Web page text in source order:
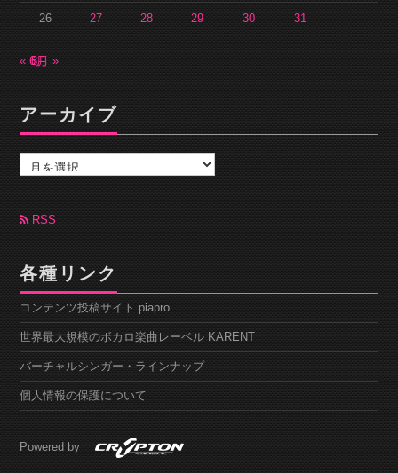
26 27 28 29 30 31
« 6月8月 »
アーカイブ
カ
ブ RSS
各種リンク
コンテンツ投稿サイト piapro
世界最大規模のボカロ楽曲レーベル KARENT
バーチャルシンガー・ラインナップ
個人情報の保護について
Powered by